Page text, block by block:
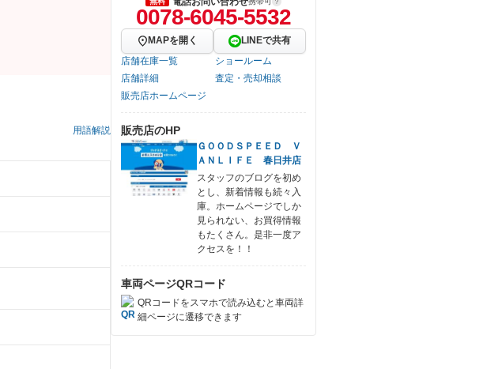
用語解説
0078-6045-5532
MAPを開く
LINEで共有
店舗在庫一覧
ショールーム
店舗詳細
査定・売却相談
販売店ホームページ
販売店のHP
ＧＯＯＤＳＰＥＥＤ Ｖ
ＡＮＬＩＦＥ 春日井店
スタッフのブログを初め
とし、新着情報も続々入
庫。ホームページでしか
見られない、お買得情報
もたくさん。是非一度ア
クセスを！！
車両ページQRコード
QRコードをスマホで読み込むと車両詳
細ページに遷移できます